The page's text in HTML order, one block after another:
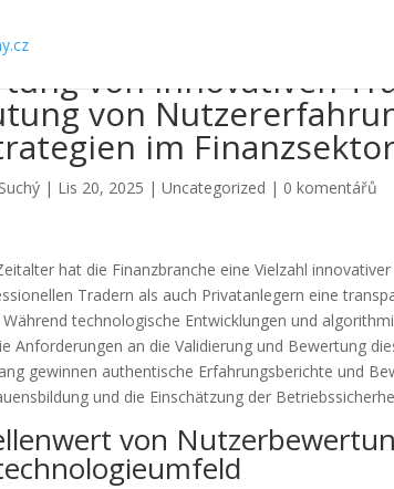
von innovativen
von
im
| Lis 20, 2025 |Uncategorized | 0 komentářů
hat die Finanzbranche eine Vielzahl
Tradern als auch Privatanlegern eine
technologische Entwicklungen und
Anforderungen an die Validierung und Bewertung
gewinnen authentische Erfahrungsberichte und
und die Einschätzung der
von